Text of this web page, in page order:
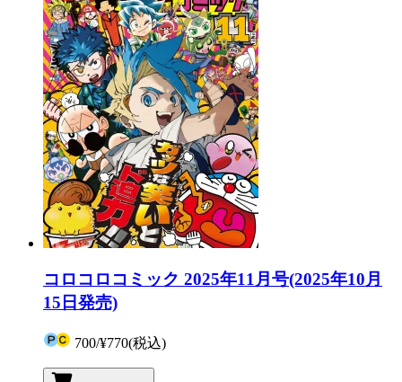
コロコロコミック 2025年11月号(2025年10月
15日発売)
700/¥770(税込)